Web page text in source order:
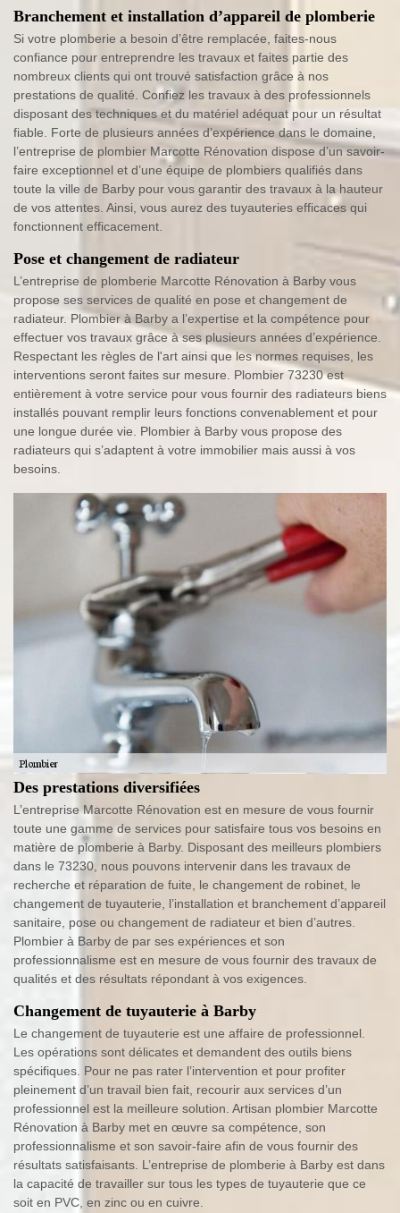
Branchement et installation d’appareil de plomberie
Si votre plomberie a besoin d’être remplacée, faites-nous
confiance pour entreprendre les travaux et faites partie des
nombreux clients qui ont trouvé satisfaction grâce à nos
prestations de qualité. Confiez les travaux à des professionnels
disposant des techniques et du matériel adéquat pour un résultat
fiable. Forte de plusieurs années d’expérience dans le domaine,
l’entreprise de plombier Marcotte Rénovation dispose d’un savoir-
faire exceptionnel et d’une équipe de plombiers qualifiés dans
toute la ville de Barby pour vous garantir des travaux à la hauteur
de vos attentes. Ainsi, vous aurez des tuyauteries efficaces qui
fonctionnent efficacement.
Pose et changement de radiateur
L’entreprise de plomberie Marcotte Rénovation à Barby vous
propose ses services de qualité en pose et changement de
radiateur. Plombier à Barby a l’expertise et la compétence pour
effectuer vos travaux grâce à ses plusieurs années d’expérience.
Respectant les règles de l'art ainsi que les normes requises, les
interventions seront faites sur mesure. Plombier 73230 est
entièrement à votre service pour vous fournir des radiateurs biens
installés pouvant remplir leurs fonctions convenablement et pour
une longue durée vie. Plombier à Barby vous propose des
radiateurs qui s’adaptent à votre immobilier mais aussi à vos
besoins.
Des prestations diversifiées
L’entreprise Marcotte Rénovation est en mesure de vous fournir
toute une gamme de services pour satisfaire tous vos besoins en
matière de plomberie à Barby. Disposant des meilleurs plombiers
dans le 73230, nous pouvons intervenir dans les travaux de
recherche et réparation de fuite, le changement de robinet, le
changement de tuyauterie, l’installation et branchement d’appareil
sanitaire, pose ou changement de radiateur et bien d’autres.
Plombier à Barby de par ses expériences et son
professionnalisme est en mesure de vous fournir des travaux de
qualités et des résultats répondant à vos exigences.
Changement de tuyauterie à Barby
Le changement de tuyauterie est une affaire de professionnel.
Les opérations sont délicates et demandent des outils biens
spécifiques. Pour ne pas rater l’intervention et pour profiter
pleinement d’un travail bien fait, recourir aux services d’un
professionnel est la meilleure solution. Artisan plombier Marcotte
Rénovation à Barby met en œuvre sa compétence, son
professionnalisme et son savoir-faire afin de vous fournir des
résultats satisfaisants. L’entreprise de plomberie à Barby est dans
la capacité de travailler sur tous les types de tuyauterie que ce
soit en PVC, en zinc ou en cuivre.